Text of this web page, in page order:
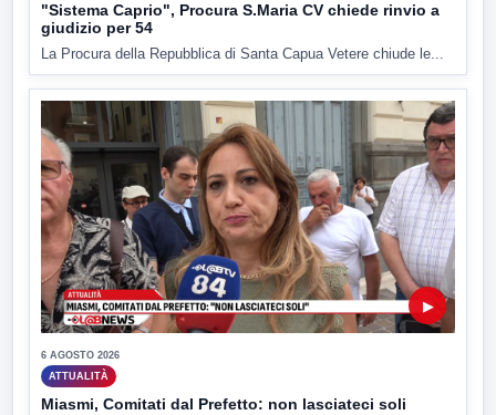
"Sistema Caprio", Procura S.Maria CV chiede rinvio a
giudizio per 54
La Procura della Repubblica di Santa Capua Vetere chiude le...
▶
6 AGOSTO 2026
ATTUALITÀ
Miasmi, Comitati dal Prefetto: non lasciateci soli